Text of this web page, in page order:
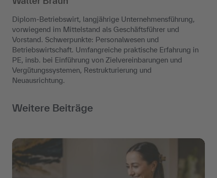
Diplom-Betriebswirt, langjährige Unternehmensführung,
vorwiegend im Mittelstand als Geschäftsführer und
Vorstand. Schwerpunkte: Personalwesen und
Betriebswirtschaft. Umfangreiche praktische Erfahrung in
PE, insb. bei Einführung von Zielvereinbarungen und
Vergütungssystemen, Restrukturierung und
Neuausrichtung.
Weitere Beiträge